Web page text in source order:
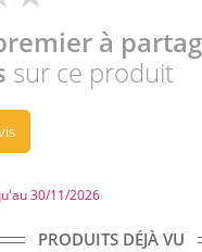
à
sur ce produit
30/11/2026
PRODUITS DÉJÀ VU